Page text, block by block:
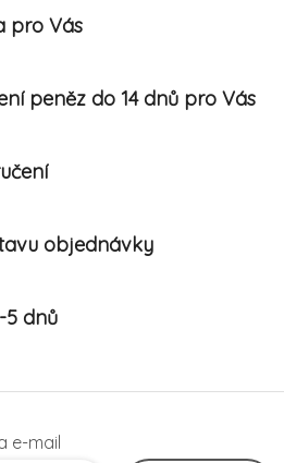
pro Vás
peněz do 14 dnů pro Vás
objednávky
5 dnů
e-mail